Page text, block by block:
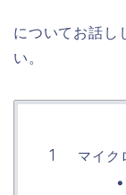
についてお話し
い。
マイク